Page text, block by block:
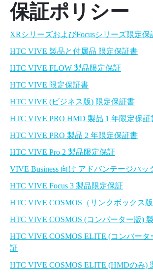
保証ポリシー
XRシリーズおよびFocusシリーズ限定保
HTC VIVE 製品と付属品 限定保証書
HTC VIVE FLOW 製品限定保証
HTC VIVE 限定保証書
HTC VIVE (ビジネス版) 限定保証書
HTC VIVE PRO HMD 製品 1 年限定保証
HTC VIVE PRO 製品 2 年限定保証書
HTC VIVE Pro 2 製品限定保証
VIVE Business 向け アドバンテージパッ
HTC VIVE Focus 3 製品限定保証
HTC VIVE COSMOS（リンクボックス
HTC VIVE COSMOS (コンバーター版)
HTC VIVE COSMOS ELITE (コンバータ
証
HTC VIVE COSMOS ELITE (HMDのみ)